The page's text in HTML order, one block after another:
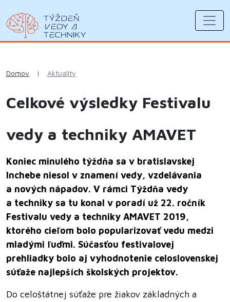
Domov | Aktuality
Celkové výsledky Festivalu
vedy a techniky AMAVET
Koniec minulého týždňa sa v bratislavskej
Inchebe niesol v znamení vedy, vzdelávania
a nových nápadov. V rámci Týždňa vedy
a techniky sa tu konal v poradí už 22. ročník
Festivalu vedy a techniky AMAVET 2019,
ktorého cieľom bolo popularizovať vedu medzi
mladými ľuďmi. Súčasťou festivalovej
prehliadky bolo aj vyhodnotenie celoslovenskej
súťaže najlepších školských projektov.
Do celoštátnej súťaže pre žiakov základných a